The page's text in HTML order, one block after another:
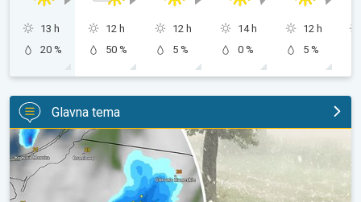
13 h
20 %
12 h
50 %
12 h
5 %
14 h
0 %
12 h
5 %
Glavna tema
Ogromni komadi leda u Poljskoj. Nevrijeme. . .